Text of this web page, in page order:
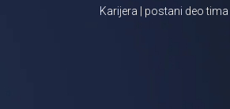
Karijera | postani deo tima